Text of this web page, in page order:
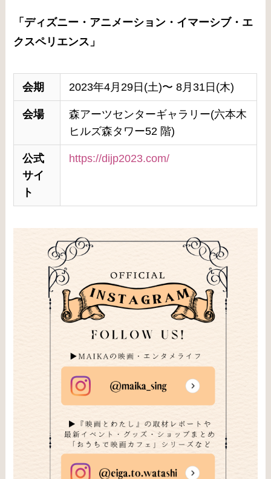
「ディズニー・アニメーション・イマーシブ・エ
クスペリエンス」
会期 2023年4月29日(土)〜 8月31日(木)
会場
森アーツセンターギャラリー(六本木
ヒルズ森タワー52 階)
公式
サイ
ト
https://dijp2023.com/